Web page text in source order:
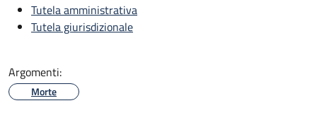
Tutela amministrativa
Tutela giurisdizionale
Argomenti:
Morte